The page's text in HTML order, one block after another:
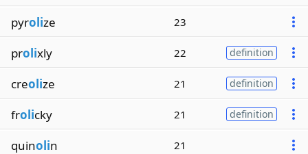
pyrolize 23
prolixly 22 definition
creolize 21 definition
frolicky 21 definition
quinolin 21